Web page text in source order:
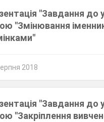
"Завдання до
"Змінювання
2018
"Завдання до
"Закріплення